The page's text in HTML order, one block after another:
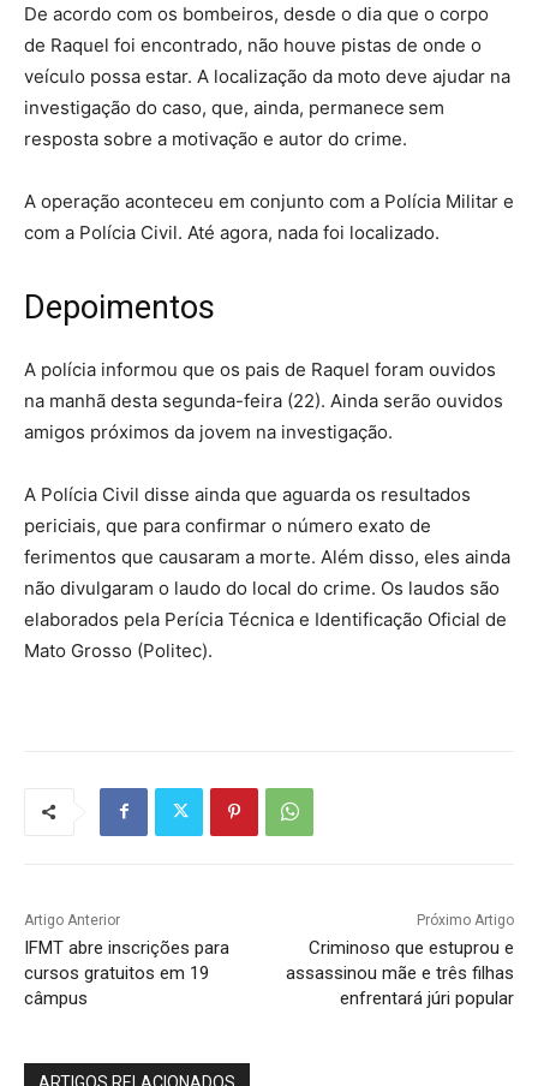
De acordo com os bombeiros, desde o dia que o corpo
de Raquel foi encontrado, não houve pistas de onde o
veículo possa estar. A localização da moto deve ajudar na
investigação do caso, que, ainda, permanece sem
resposta sobre a motivação e autor do crime.
A operação aconteceu em conjunto com a Polícia Militar e
com a Polícia Civil. Até agora, nada foi localizado.
Depoimentos
A polícia informou que os pais de Raquel foram ouvidos
na manhã desta segunda-feira (22). Ainda serão ouvidos
amigos próximos da jovem na investigação.
A Polícia Civil disse ainda que aguarda os resultados
periciais, que para confirmar o número exato de
ferimentos que causaram a morte. Além disso, eles ainda
não divulgaram o laudo do local do crime. Os laudos são
elaborados pela Perícia Técnica e Identificação Oficial de
Mato Grosso (Politec).
Artigo Anterior
IFMT abre inscrições para
cursos gratuitos em 19
câmpus
Próximo Artigo
Criminoso que estuprou e
assassinou mãe e três filhas
enfrentará júri popular
ARTIGOS RELACIONADOS